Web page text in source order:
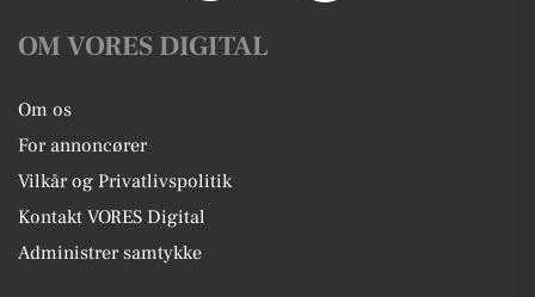
OM VORES DIGITAL
Om os
For annoncører
Vilkår og Privatlivspolitik
Kontakt VORES Digital
Administrer samtykke